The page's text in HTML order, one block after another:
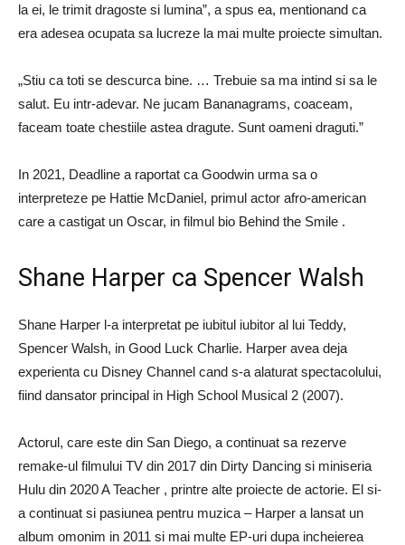
la ei, le trimit dragoste si lumina”, a spus ea, mentionand ca
era adesea ocupata sa lucreze la mai multe proiecte simultan.
„Stiu ca toti se descurca bine. … Trebuie sa ma intind si sa le
salut. Eu intr-adevar. Ne jucam Bananagrams, coaceam,
faceam toate chestiile astea dragute. Sunt oameni draguti.”
In 2021, Deadline a raportat ca Goodwin urma sa o
interpreteze pe Hattie McDaniel, primul actor afro-american
care a castigat un Oscar, in filmul bio Behind the Smile .
Shane Harper ca Spencer Walsh
Shane Harper l-a interpretat pe iubitul iubitor al lui Teddy,
Spencer Walsh, in Good Luck Charlie. Harper avea deja
experienta cu Disney Channel cand s-a alaturat spectacolului,
fiind dansator principal in High School Musical 2 (2007).
Actorul, care este din San Diego, a continuat sa rezerve
remake-ul filmului TV din 2017 din Dirty Dancing si miniseria
Hulu din 2020 A Teacher , printre alte proiecte de actorie. El si-
a continuat si pasiunea pentru muzica – Harper a lansat un
album omonim in 2011 si mai multe EP-uri dupa incheierea